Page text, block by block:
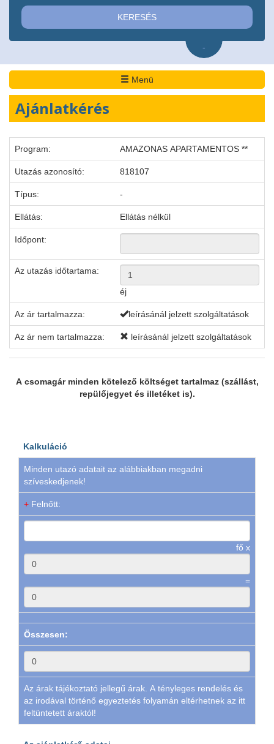
-
Menü
Ajánlatkérés
Program: AMAZONAS APARTAMENTOS **
Utazás azonosító: 818107
Típus: -
Ellátás: Ellátás nélkül
Időpont:
Az utazás időtartama:
éj
Az ár tartalmazza: leírásánál jelzett szolgáltatások
Az ár nem tartalmazza: leírásánál jelzett szolgáltatások
A csomagár minden kötelező költséget tartalmaz (szállást,
repülőjegyet és illetéket is).
Kalkuláció
Minden utazó adatait az alábbiakban megadni
szíveskedjenek!
+ Felnőtt:
fő x
=
Összesen:
Az árak tájékoztató jellegű árak. A tényleges rendelés és
az irodával történő egyeztetés folyamán eltérhetnek az itt
feltüntetett áraktól!